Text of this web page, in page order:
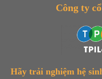
Công ty
Hãy trải nghiệm hệ